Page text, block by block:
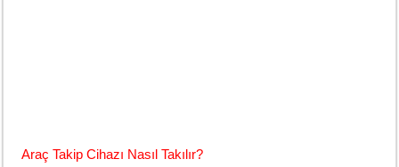
Araç Takip Cihazı Nasıl Takılır?